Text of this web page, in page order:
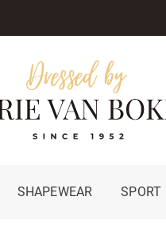
SHAPEWEAR SPORT